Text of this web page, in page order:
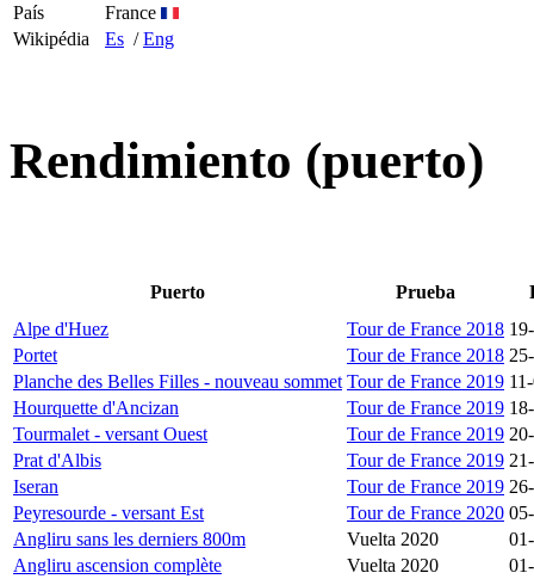
País
France
Wikipédia
Es /Eng
Rendimiento (puerto)
Puerto Prueba
Alpe d'Huez
Tour de France 2018
Portet
Tour de France 2018
Planche des Belles Filles - nouveau sommet Tour de France 2019
Hourquette d'Ancizan
Tour de France 2019
Tourmalet - versant Ouest
Tour de France 2019
Prat d'Albis
Tour de France 2019
Iseran
Tour de France 2019
Peyresourde - versant Est
Tour de France 2020
Angliru sans les derniers 800m
Vuelta 2020
Angliru ascension complète
Vuelta 2020